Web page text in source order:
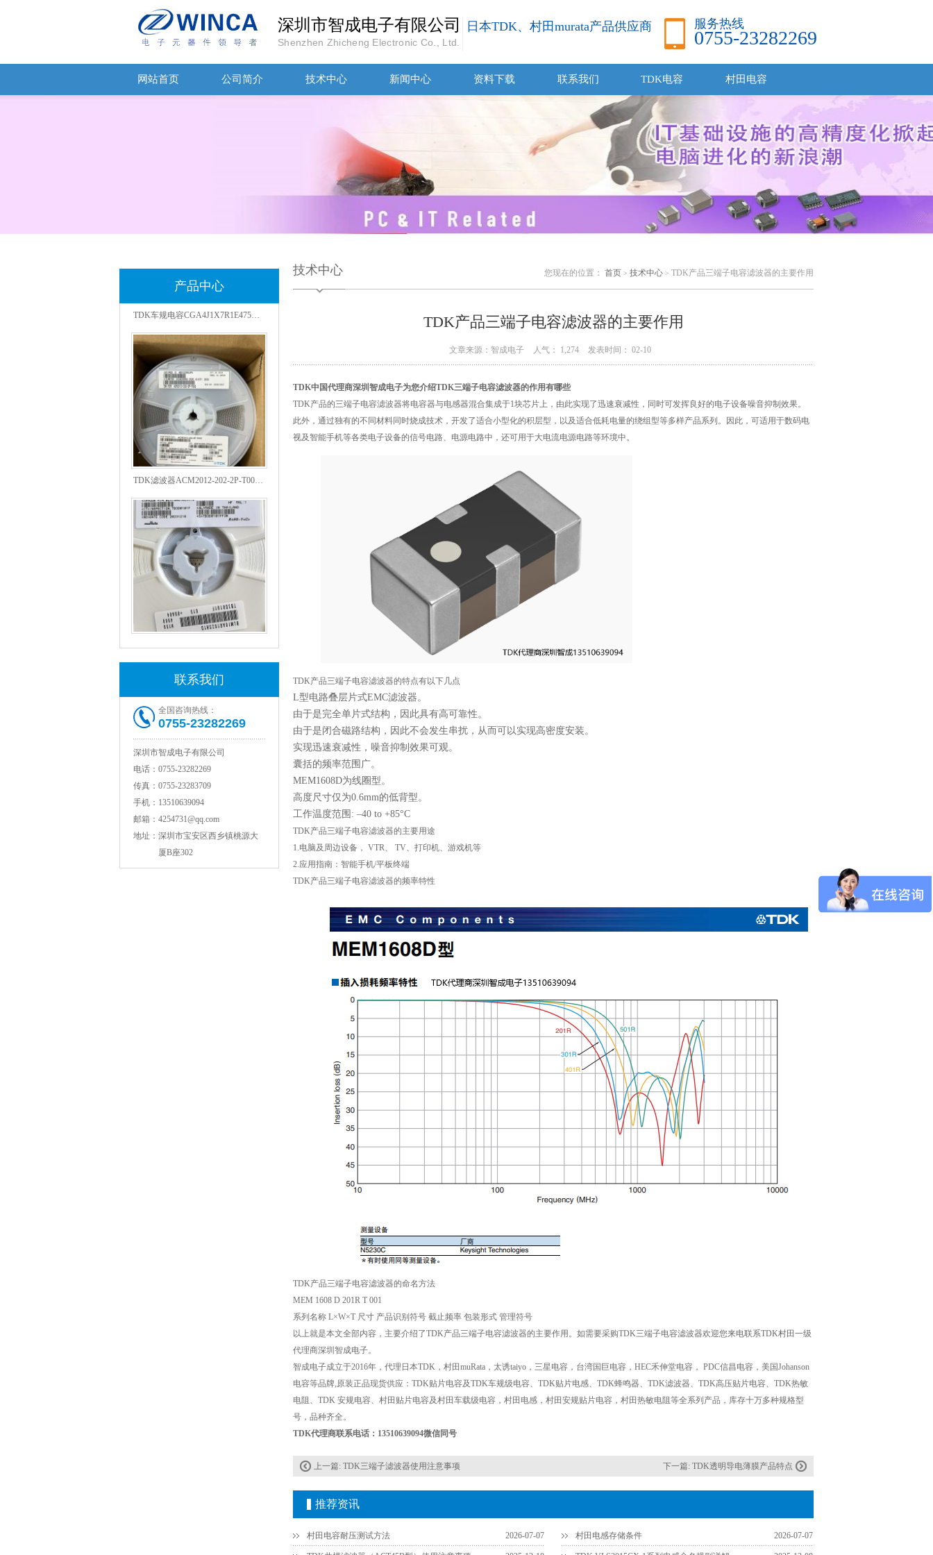
深圳市智成电子有限公司
Shenzhen Zhicheng Electronic Co., Ltd.
日本TDK、村田murata产品供应商 服务热线
0755-23282269
网站首页 公司简介 技术中心 新闻中心 资料下载 联系我们 TDK电容 村田电容
产品中心
TDK滤波器ACM2012-202-2P-T002参数
村田磁珠BLM18AG102SH1D
联系我们
全国咨询热线：
0755-23282269
深圳市智成电子有限公司
电话： 0755-23282269
传真： 0755-23283709
手机： 13510639094
邮箱： 4254731@qq.com
地址： 深圳市宝安区西乡镇桃源大
厦B座302
技术中心 您现在的位置： 首页 > 技术中心 > TDK产品三端子电容滤波器的主要作用
TDK产品三端子电容滤波器的主要作用
文章来源：智成电子 人气： 1,274 发表时间： 02-10
TDK中国代理商深圳智成电子为您介绍TDK三端子电容滤波器的作用有哪些
TDK产品的三端子电容滤波器将电容器与电感器混合集成于1块芯片上，由此实现了迅速衰减性，同时可发挥良好的电子设备噪音抑制效果。
此外，通过独有的不同材料同时烧成技术，开发了适合小型化的积层型，以及适合低耗电量的绕组型等多样产品系列。因此，可适用于数码电
视及智能手机等各类电子设备的信号电路、电源电路中，还可用于大电流电源电路等环境中。
TDK产品三端子电容滤波器的特点有以下几点
L型电路叠层片式EMC滤波器。
由于是完全单片式结构，因此具有高可靠性。
由于是闭合磁路结构，因此不会发生串扰，从而可以实现高密度安装。
实现迅速衰减性，噪音抑制效果可观。
囊括的频率范围广。
MEM1608D为线圈型。
高度尺寸仅为0.6mm的低背型。
工作温度范围: –40 to +85°C
TDK产品三端子电容滤波器的主要用途
1.电脑及周边设备， VTR、 TV、打印机、游戏机等
2.应用指南：智能手机/平板终端
TDK产品三端子电容滤波器的频率特性
TDK产品三端子电容滤波器的命名方法
MEM 1608 D 201R T 001
系列名称 L×W×T 尺寸 产品识别符号 截止频率 包装形式 管理符号
以上就是本文全部内容，主要介绍了TDK产品三端子电容滤波器的主要作用。如需要采购TDK三端子电容滤波器欢迎您来电联系TDK村田一级
代理商深圳智成电子。
智成电子成立于2016年，代理日本TDK，村田muRata，太诱taiyo，三星电容，台湾国巨电容，HEC禾伸堂电容， PDC信昌电容，美国Johanson
电容等品牌,原装正品现货供应：TDK贴片电容及TDK车规级电容、TDK贴片电感、TDK蜂鸣器、TDK滤波器、TDK高压贴片电容、TDK热敏
电阻、TDK 安规电容、村田贴片电容及村田车载级电容，村田电感，村田安规贴片电容，村田热敏电阻等全系列产品，库存十万多种规格型
号，品种齐全。
TDK代理商联系电话：13510639094微信同号
上一篇: TDK三端子滤波器使用注意事项 下一篇: TDK透明导电薄膜产品特点
推荐资讯
村田电容耐压测试方法 2026-07-07 村田电感存储条件 2026-07-07